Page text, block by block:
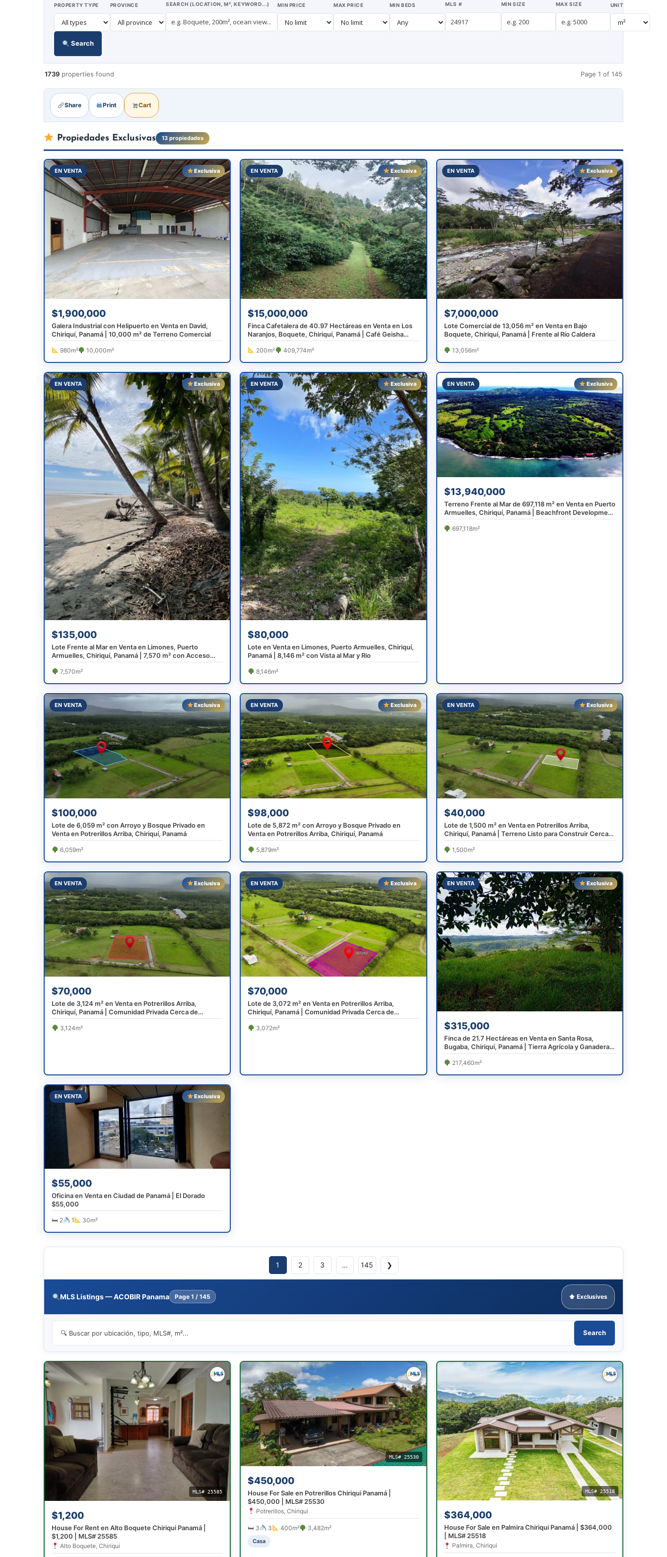
PROPERTY TYPE PROVINCE SEARCH (LOCATION, M², KEYWORD...) MIN PRICE MAX PRICE MIN BEDS MLS # MIN SIZE MAX SIZE UNIT
Search
1739 properties found Page 1 of 145
Share Print Cart
Propiedades Exclusivas 13 propiedades
EN VENTA Exclusiva
$1,900,000
Galera Industrial con Helipuerto en Venta en David,
Chiriquí, Panamá | 10,000 m² de Terreno Comercial
980m² 10,000m²
EN VENTA Exclusiva
$15,000,000
Finca Cafetalera de 40.97 Hectáreas en Venta en Los
Naranjos, Boquete, Chiriquí, Panamá | Café Geisha
Premiado Mundialmente
200m² 409,774m²
EN VENTA Exclusiva
$7,000,000
Lote Comercial de 13,056 m² en Venta en Bajo
Boquete, Chiriquí, Panamá | Frente al Río Caldera
13,056m²
EN VENTA Exclusiva
$135,000
Lote Frente al Mar en Venta en Limones, Puerto
Armuelles, Chiriquí, Panamá | 7,570 m² con Acceso
Directo a la Playa
7,570m²
EN VENTA Exclusiva
$80,000
Lote en Venta en Limones, Puerto Armuelles, Chiriquí,
Panamá | 8,146 m² con Vista al Mar y Río
8,146m²
EN VENTA Exclusiva
$13,940,000
Terreno Frente al Mar de 697,118 m² en Venta en Puerto
Armuelles, Chiriquí, Panamá | Beachfront Development
Land Near Costa Rica
697,118m²
EN VENTA Exclusiva
$100,000
Lote de 6,059 m² con Arroyo y Bosque Privado en
Venta en Potrerillos Arriba, Chiriquí, Panamá
6,059m²
EN VENTA Exclusiva
$98,000
Lote de 5,872 m² con Arroyo y Bosque Privado en
Venta en Potrerillos Arriba, Chiriquí, Panamá
5,879m²
EN VENTA Exclusiva
$40,000
Lote de 1,500 m² en Venta en Potrerillos Arriba,
Chiriquí, Panamá | Terreno Listo para Construir Cerca
de Boquete
1,500m²
EN VENTA Exclusiva
$70,000
Lote de 3,124 m² en Venta en Potrerillos Arriba,
Chiriquí, Panamá | Comunidad Privada Cerca de
Boquete
3,124m²
EN VENTA Exclusiva
$70,000
Lote de 3,072 m² en Venta en Potrerillos Arriba,
Chiriquí, Panamá | Comunidad Privada Cerca de
Boquete
3,072m²
EN VENTA Exclusiva
$315,000
Finca de 21.7 Hectáreas en Venta en Santa Rosa,
Bugaba, Chiriquí, Panamá | Tierra Agrícola y Ganadera
de Alta Producción
217,460m²
EN VENTA Exclusiva
$55,000
Oficina en Venta en Ciudad de Panamá | El Dorado
$55,000
🛏 2 1 30m²
1 2 3 … 145 ❯
MLS Listings — ACOBIR Panama Page1 / 145 ⬆ Exclusives
Search
MLS# 25585
$1,200
House For Rent en Alto Boquete Chiriqui Panamá |
$1,200 | MLS# 25585
Alto Boquete, Chiriqui
MLS# 25530
$450,000
House For Sale en Potrerillos Chiriqui Panamá |
$450,000 | MLS# 25530
Potrerillos, Chiriqui
🛏 3 3 400m² 3,482m²
Casa
MLS# 25518
$364,000
House For Sale en Palmira Chiriqui Panamá | $364,000
| MLS# 25518
Palmira, Chiriqui